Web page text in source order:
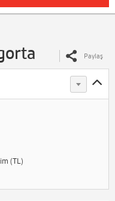
Paylaş
(TL)